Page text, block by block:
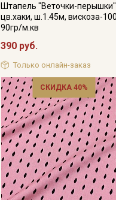
Штапель "Веточки-перышки"
цв.хаки, ш.1.45м, вискоза-
90гр/м.кв
390 руб.
Только онлайн-заказ
СКИДКА 40%